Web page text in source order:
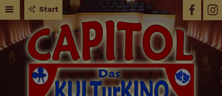
Start